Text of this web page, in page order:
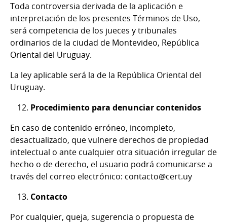
Toda controversia derivada de la aplicación e
interpretación de los presentes Términos de Uso,
será competencia de los jueces y tribunales
ordinarios de la ciudad de Montevideo, República
Oriental del Uruguay.
La ley aplicable será la de la República Oriental del
Uruguay.
Procedimiento para denunciar contenidos
En caso de contenido erróneo, incompleto,
desactualizado, que vulnere derechos de propiedad
intelectual o ante cualquier otra situación irregular de
hecho o de derecho, el usuario podrá comunicarse a
través del correo electrónico: contacto@cert.uy
Contacto
Por cualquier, queja, sugerencia o propuesta de